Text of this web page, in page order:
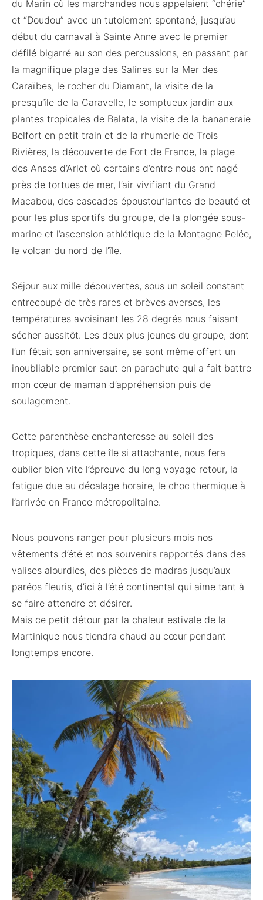
du Marin où les marchandes nous appelaient “chérie”
et “Doudou” avec un tutoiement spontané, jusqu’au
début du carnaval à Sainte Anne avec le premier
défilé bigarré au son des percussions, en passant par
la magnifique plage des Salines sur la Mer des
Caraïbes, le rocher du Diamant, la visite de la
presqu’île de la Caravelle, le somptueux jardin aux
plantes tropicales de Balata, la visite de la bananeraie
Belfort en petit train et de la rhumerie de Trois
Rivières, la découverte de Fort de France, la plage
des Anses d’Arlet où certains d’entre nous ont nagé
près de tortues de mer, l’air vivifiant du Grand
Macabou, des cascades époustouflantes de beauté et
pour les plus sportifs du groupe, de la plongée sous-
marine et l’ascension athlétique de la Montagne Pelée,
le volcan du nord de l’île.
Séjour aux mille découvertes, sous un soleil constant
entrecoupé de très rares et brèves averses, les
températures avoisinant les 28 degrés nous faisant
sécher aussitôt. Les deux plus jeunes du groupe, dont
l’un fêtait son anniversaire, se sont même offert un
inoubliable premier saut en parachute qui a fait battre
mon cœur de maman d’appréhension puis de
soulagement.
Cette parenthèse enchanteresse au soleil des
tropiques, dans cette île si attachante, nous fera
oublier bien vite l’épreuve du long voyage retour, la
fatigue due au décalage horaire, le choc thermique à
l’arrivée en France métropolitaine.
Nous pouvons ranger pour plusieurs mois nos
vêtements d’été et nos souvenirs rapportés dans des
valises alourdies, des pièces de madras jusqu’aux
paréos fleuris, d’ici à l’été continental qui aime tant à
se faire attendre et désirer.
Mais ce petit détour par la chaleur estivale de la
Martinique nous tiendra chaud au cœur pendant
longtemps encore.